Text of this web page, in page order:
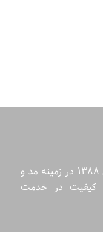
قلم فلزی با شروع فعالیت خود از سال 1388 در زمینه مد و
کیفیت در خدمت